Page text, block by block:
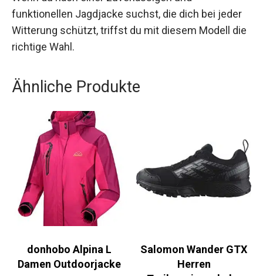
Wenn du nach einer zuverlässigen und
funktionellen Jagdjacke suchst, die dich bei jeder
Witterung schützt, triffst du mit diesem Modell
Ähnliche Produkte
donhobo Alpina L
Salomon Wander GTX